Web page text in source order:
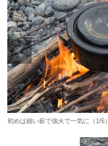
初めは細い薪で強火で一気に（1/6）